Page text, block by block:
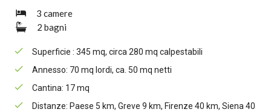
3 camere
2 bagni
Superficie : 345 mq, circa 280 mq calpestabili
Annesso: 70 mq lordi, ca. 50 mq netti
Cantina: 17 mq
Distanze: Paese 5 km, Greve 9 km, Firenze 40 km, Siena 40